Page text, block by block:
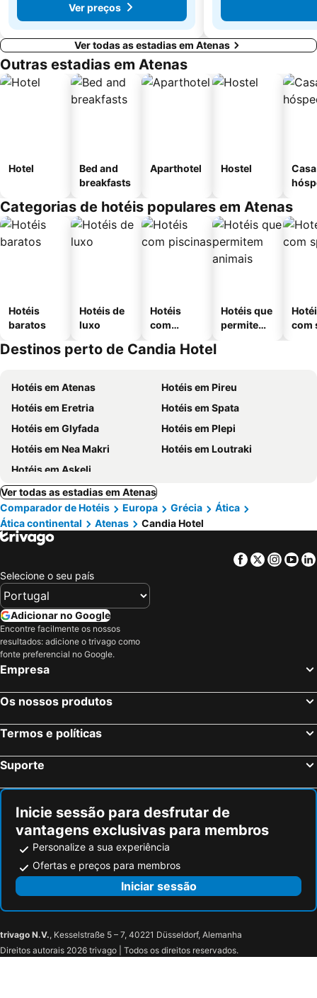
Ver preços
Ver todas as estadias em Atenas
Outras estadias em Atenas
Hotel
Bed and
breakfasts
Aparthotel Hostel
Categorias de hotéis populares em Atenas
Hotéis
baratos
Hotéis de
luxo
Hotéis
com
Hotéis que
permitem
com
Destinos perto de Candia Hotel
Hotéis em Atenas
Hotéis em Pireu
Hotéis em Eretria
Hotéis em Spata
Hotéis em Glyfada
Hotéis em Plepi
Hotéis em Nea Makri
Hotéis em Loutraki
Hotéis em Askeli
Ver todas as estadias em Atenas
Comparador de Hotéis
Europa Grécia
Ática
Ática continental
Atenas Candia Hotel
Facebook
Twitter
Selecione o seu país
Adicionar no Google
Encontre facilmente os nossos
resultados: adicione o trivago como
fonte preferencial no Google.
Empresa
Os nossos produtos
Termos e políticas
Suporte
Inicie sessão para desfrutar de
vantagens exclusivas para membros
Personalize a sua experiência
Ofertas e preços para membros
Iniciar sessão
trivago N.V., Kesselstraße 5 – 7, 40221 Düsseldorf, Alemanha
Direitos autorais 2026 trivago | Todos os direitos reservados.